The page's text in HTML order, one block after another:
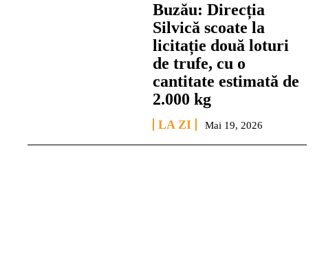
Buzău: Direcția
Silvică scoate la
licitație două loturi
de trufe, cu o
cantitate estimată de
2.000 kg
LA ZI Mai 19, 2026